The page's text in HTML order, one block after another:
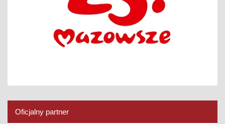
Oficjalny partner